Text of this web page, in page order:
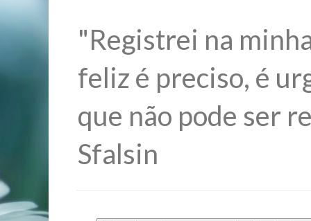
"Registrei na
feliz é preciso, é
que não pode ser
Sfalsin